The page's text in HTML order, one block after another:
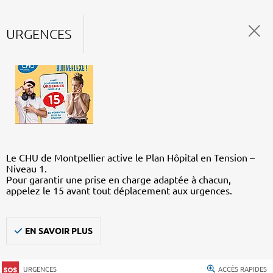
URGENCES
Le CHU de Montpellier active le Plan Hôpital en Tension –
Niveau 1.
Pour garantir une prise en charge adaptée à chacun,
appelez le 15 avant tout déplacement aux urgences.
EN SAVOIR PLUS
URGENCES ACCÈS RAPIDES